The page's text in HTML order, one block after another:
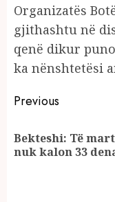
Organizatës
gjithashtu në
qenë dikur
ka nënshtetësi
Continue
Reading
Previous
Bekteshi: Të
nuk kalon 33